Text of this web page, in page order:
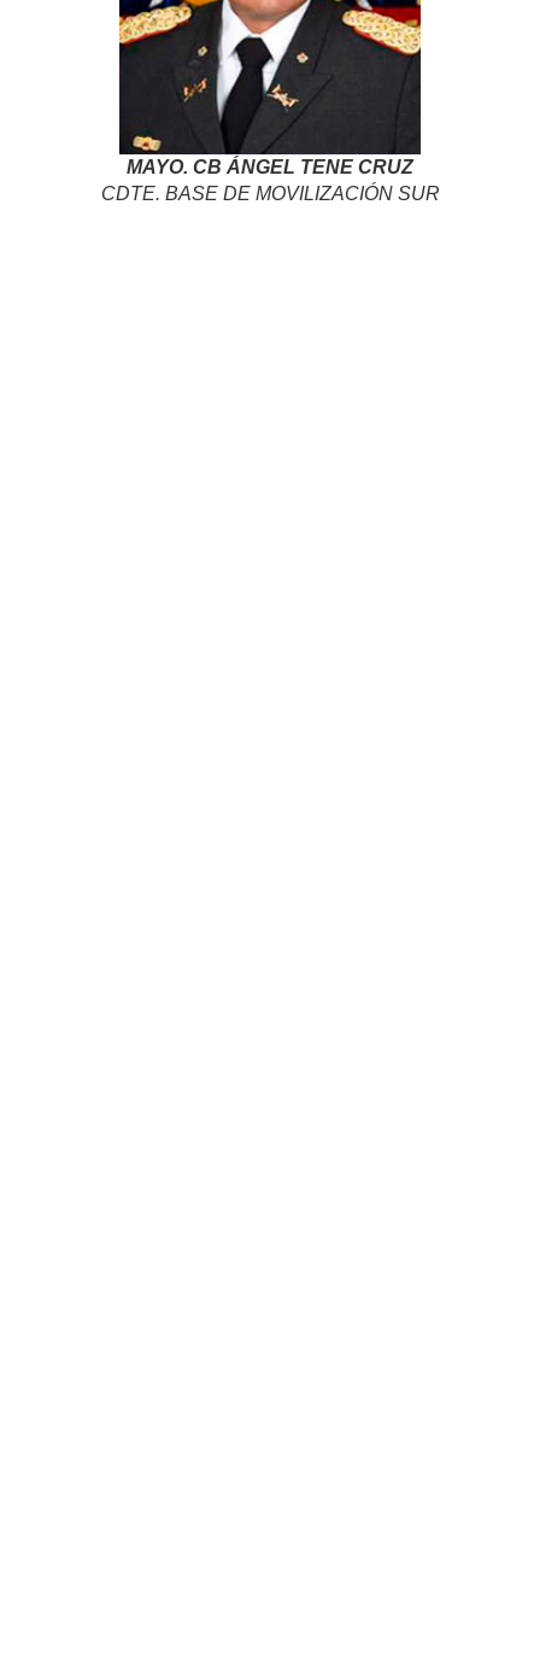
MAYO. CB ÁNGEL TENE CRUZ
CDTE. BASE DE MOVILIZACIÓN SUR